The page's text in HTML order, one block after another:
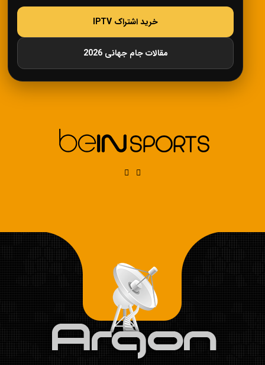
خرید اشتراک IPTV
مقالات جام جهانی 2026